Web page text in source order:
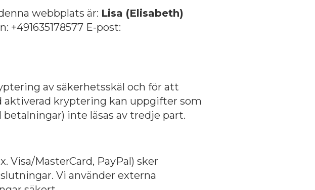
webbplats är: Lisa (Elisabeth)
+491635178577 E-post:
av säkerhetsskäl och för att
aktiverad kryptering kan uppgifter som
inte läsas av tredje part.
Visa/MasterCard, PayPal) sker
Vi använder externa